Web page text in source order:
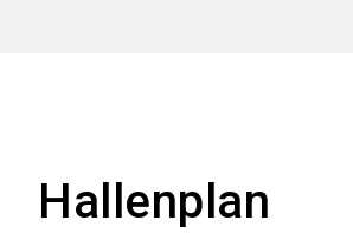
Hallenplan